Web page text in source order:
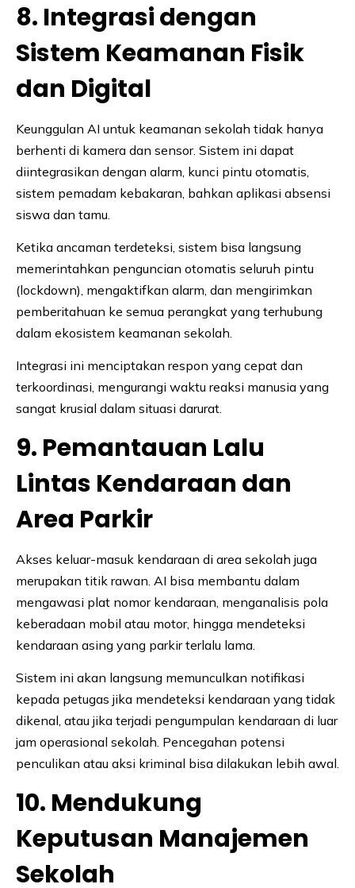
8. Integrasi dengan
Sistem Keamanan Fisik
dan Digital
Keunggulan AI untuk keamanan sekolah tidak hanya
berhenti di kamera dan sensor. Sistem ini dapat
diintegrasikan dengan alarm, kunci pintu otomatis,
sistem pemadam kebakaran, bahkan aplikasi absensi
siswa dan tamu.
Ketika ancaman terdeteksi, sistem bisa langsung
memerintahkan penguncian otomatis seluruh pintu
(lockdown), mengaktifkan alarm, dan mengirimkan
pemberitahuan ke semua perangkat yang terhubung
dalam ekosistem keamanan sekolah.
Integrasi ini menciptakan respon yang cepat dan
terkoordinasi, mengurangi waktu reaksi manusia yang
sangat krusial dalam situasi darurat.
9. Pemantauan Lalu
Lintas Kendaraan dan
Area Parkir
Akses keluar-masuk kendaraan di area sekolah juga
merupakan titik rawan. AI bisa membantu dalam
mengawasi plat nomor kendaraan, menganalisis pola
keberadaan mobil atau motor, hingga mendeteksi
kendaraan asing yang parkir terlalu lama.
Sistem ini akan langsung memunculkan notifikasi
kepada petugas jika mendeteksi kendaraan yang tidak
dikenal, atau jika terjadi pengumpulan kendaraan di luar
jam operasional sekolah. Pencegahan potensi
penculikan atau aksi kriminal bisa dilakukan lebih awal.
10. Mendukung
Keputusan Manajemen
Sekolah